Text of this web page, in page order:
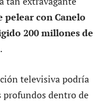
pelear con Canelo
200 millones de
.
televisiva podría
profundos dentro de